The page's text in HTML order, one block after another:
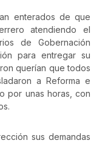
enterados de que
atendiendo el
de Gobernación
para entregar su
querían que todos
a Reforma e
por unas horas, con
sus demandas